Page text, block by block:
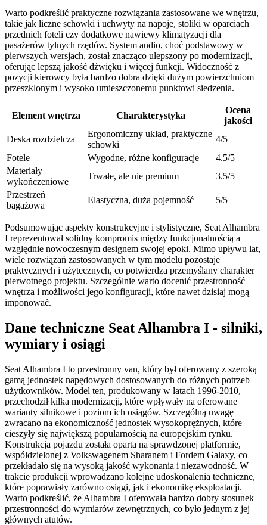
Warto podkreślić praktyczne rozwiązania zastosowane we wnętrzu,
takie jak liczne schowki i uchwyty na napoje, stoliki w oparciach
przednich foteli czy dodatkowe nawiewy klimatyzacji dla
pasażerów tylnych rzędów. System audio, choć podstawowy w
pierwszych wersjach, został znacząco ulepszony po modernizacji,
oferując lepszą jakość dźwięku i więcej funkcji. Widoczność z
pozycji kierowcy była bardzo dobra dzięki dużym powierzchniom
przeszklonym i wysoko umieszczonemu punktowi siedzenia.
Element wnętrza Charakterystyka
Ocena
jakości
Deska rozdzielcza
Ergonomiczny układ, praktyczne
schowki
4/5
Fotele
Wygodne, różne konfiguracje
4.5/5
Materiały
wykończeniowe
Trwałe, ale nie premium
3.5/5
Przestrzeń
bagażowa
Elastyczna, duża pojemność 5/5
Podsumowując aspekty konstrukcyjne i stylistyczne, Seat Alhambra
I reprezentował solidny kompromis między funkcjonalnością a
względnie nowoczesnym designem swojej epoki. Mimo upływu lat,
wiele rozwiązań zastosowanych w tym modelu pozostaje
praktycznych i użytecznych, co potwierdza przemyślany charakter
pierwotnego projektu. Szczególnie warto docenić przestronność
wnętrza i możliwości jego konfiguracji, które nawet dzisiaj mogą
imponować.
Dane techniczne Seat Alhambra I - silniki,
wymiary i osiągi
Seat Alhambra I to przestronny van, który był oferowany z szeroką
gamą jednostek napędowych dostosowanych do różnych potrzeb
użytkowników. Model ten, produkowany w latach 1996-2010,
przechodził kilka modernizacji, które wpływały na oferowane
warianty silnikowe i poziom ich osiągów. Szczególną uwagę
zwracano na ekonomiczność jednostek wysokoprężnych, które
cieszyły się największą popularnością na europejskim rynku.
Konstrukcja pojazdu została oparta na sprawdzonej platformie,
współdzielonej z Volkswagenem Sharanem i Fordem Galaxy, co
przekładało się na wysoką jakość wykonania i niezawodność. W
trakcie produkcji wprowadzano kolejne udoskonalenia techniczne,
które poprawiały zarówno osiągi, jak i ekonomikę eksploatacji.
Warto podkreślić, że Alhambra I oferowała bardzo dobry stosunek
przestronności do wymiarów zewnętrznych, co było jednym z jej
głównych atutów.